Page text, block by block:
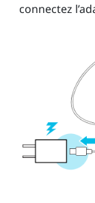
connectez